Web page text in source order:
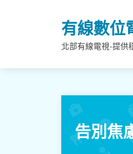
有線數位
北部有線電視-提供
告別焦